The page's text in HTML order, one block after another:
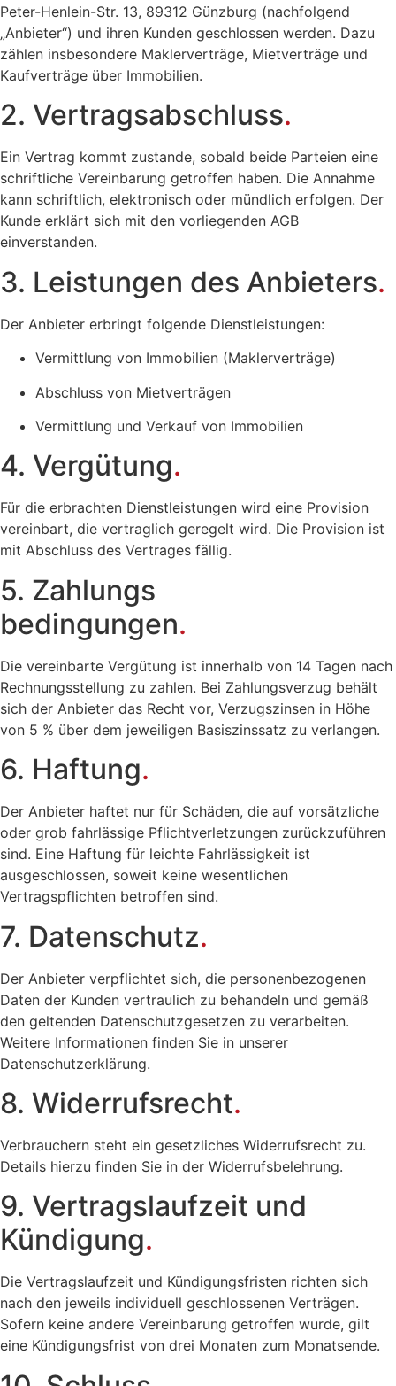
Peter-Henlein-Str. 13, 89312 Günzburg (nachfolgend
„Anbieter“) und ihren Kunden geschlossen werden. Dazu
zählen insbesondere Maklerverträge, Mietverträge und
Kaufverträge über Immobilien.
2. Vertragsabschluss.
Ein Vertrag kommt zustande, sobald beide Parteien eine
schriftliche Vereinbarung getroffen haben. Die Annahme
kann schriftlich, elektronisch oder mündlich erfolgen. Der
Kunde erklärt sich mit den vorliegenden AGB
einverstanden.
3. Leistungen des Anbieters.
Der Anbieter erbringt folgende Dienstleistungen:
Vermittlung von Immobilien (Maklerverträge)
Abschluss von Mietverträgen
Vermittlung und Verkauf von Immobilien
4. Vergütung.
Für die erbrachten Dienstleistungen wird eine Provision
vereinbart, die vertraglich geregelt wird. Die Provision ist
mit Abschluss des Vertrages fällig.
5. Zahlungs
bedingungen.
Die vereinbarte Vergütung ist innerhalb von 14 Tagen nach
Rechnungsstellung zu zahlen. Bei Zahlungsverzug behält
sich der Anbieter das Recht vor, Verzugszinsen in Höhe
von 5 % über dem jeweiligen Basiszinssatz zu verlangen.
6. Haftung.
Der Anbieter haftet nur für Schäden, die auf vorsätzliche
oder grob fahrlässige Pflichtverletzungen zurückzuführen
sind. Eine Haftung für leichte Fahrlässigkeit ist
ausgeschlossen, soweit keine wesentlichen
Vertragspflichten betroffen sind.
7. Datenschutz.
Der Anbieter verpflichtet sich, die personenbezogenen
Daten der Kunden vertraulich zu behandeln und gemäß
den geltenden Datenschutzgesetzen zu verarbeiten.
Weitere Informationen finden Sie in unserer
Datenschutzerklärung.
8. Widerrufsrecht.
Verbrauchern steht ein gesetzliches Widerrufsrecht zu.
Details hierzu finden Sie in der Widerrufsbelehrung.
9. Vertragslaufzeit und
Kündigung.
Die Vertragslaufzeit und Kündigungsfristen richten sich
nach den jeweils individuell geschlossenen Verträgen.
Sofern keine andere Vereinbarung getroffen wurde, gilt
eine Kündigungsfrist von drei Monaten zum Monatsende.